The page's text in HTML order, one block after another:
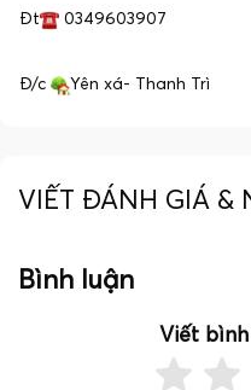
Đt 0349603907
Đ/c Yên xá- Thanh Trì
VIẾT ĐÁNH GIÁ &
Bình luận
Viết